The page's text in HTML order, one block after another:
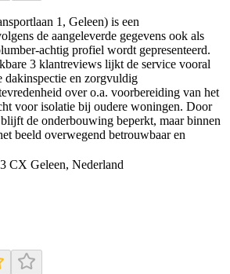
1, Geleen) is een
de aangeleverde gegevens ook als
achtig profiel wordt gepresenteerd.
3 klantreviews lijkt de service vooral
dakinspectie en zorgvuldig
over o.a. voorbereiding van het
voor isolatie bij oudere woningen. Door
de onderbouwing beperkt, maar binnen
beeld overwegend betrouwbaar en
CX Geleen, Nederland